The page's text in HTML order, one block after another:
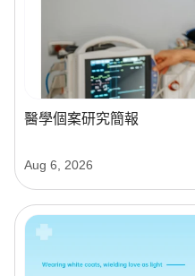
醫學個案研究簡報
Aug 6, 2026